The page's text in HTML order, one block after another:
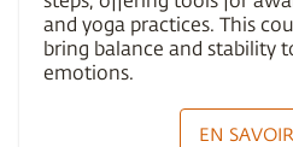
and yoga practices. This
bring balance and stability
emotions.
EN